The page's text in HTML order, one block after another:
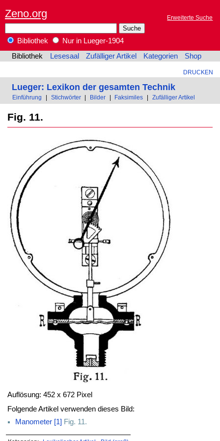
Zeno.org Erweiterte Suche
Bibliothek
Nur in Lueger-1904
Bibliothek
Lesesaal Zufälliger Artikel Kategorien Shop
DRUCKEN
Lueger: Lexikon der gesamten Technik
Einführung Stichwörter Bilder Faksimiles Zufälliger Artikel
Fig. 11.
Auflösung: 452 x 672 Pixel
Folgende Artikel verwenden dieses Bild:
Manometer [1] Fig. 11.